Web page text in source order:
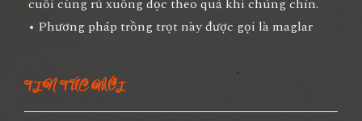
cuối cùng rủ xuống dọc theo quả khi chúng chín.
• Phương pháp trồng trọt này được gọi là maglar
TIN TỨC MỚI